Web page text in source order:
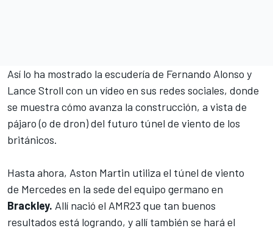
Así lo ha mostrado la escudería de Fernando Alonso y
Lance Stroll con un vídeo en sus redes sociales, donde
se muestra cómo avanza la construcción, a vista de
pájaro (o de dron) del futuro túnel de viento de los
británicos.
Hasta ahora, Aston Martin utiliza el túnel de viento
de Mercedes en la sede del equipo germano en
Brackley. Allí nació el AMR23 que tan buenos
resultados está logrando, y allí también se hará el